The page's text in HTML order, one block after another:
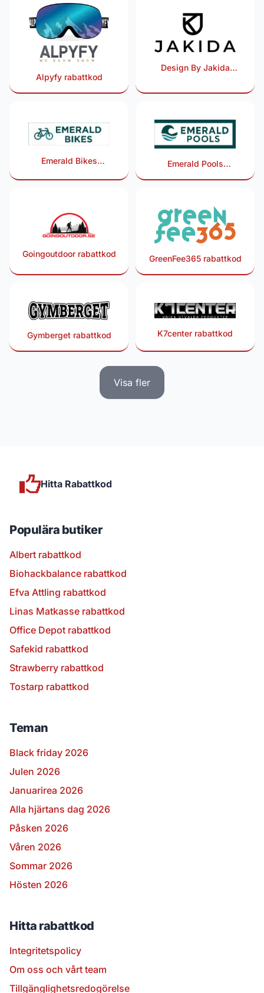
Alpyfy rabattkod
Design By Jakida
Emerald Bikes
Emerald Pools
Goingoutdoor rabattkod
GreenFee365 rabattkod
Gymberget rabattkod K7center rabattkod
Visa fler
Hitta Rabattkod
Populära butiker
Albert rabattkod
Biohackbalance rabattkod
Efva Attling rabattkod
Linas Matkasse rabattkod
Office Depot rabattkod
Safekid rabattkod
Strawberry rabattkod
Tostarp rabattkod
Teman
Black friday 2026
Julen 2026
Januarirea 2026
Alla hjärtans dag 2026
Påsken 2026
Våren 2026
Sommar 2026
Hösten 2026
Hitta rabattkod
Integritetspolicy
Om oss och vårt team
Tillgänglighetsredogörelse